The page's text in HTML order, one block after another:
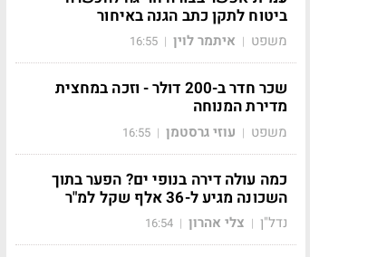
ביטוח לתקן כתב הגנה באיחור
משפט | איתמר לוין |
16:55
שכר חדר ב-200 דולר - וזכה במחצית
מדירת המנוחה
משפט | עוזי גרסטמן |
16:55
כמה עולה דירה בנופי ים? הפער בתוך
השכונה מגיע ל-36 אלף שקל למ"ר
נדל"ן | צלי אהרון |
16:54